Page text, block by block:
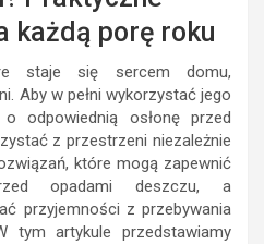
każdą porę roku
staje się sercem domu,
Aby w pełni wykorzystać jego
odpowiednią osłonę przed
z przestrzeni niezależnie
które mogą zapewnić
opadami deszczu, a
przyjemności z przebywania
tym artykule przedstawiamy